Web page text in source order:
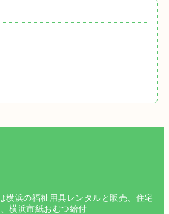
横浜の福祉用具レンタルと販売、住宅
横浜市紙おむつ給付